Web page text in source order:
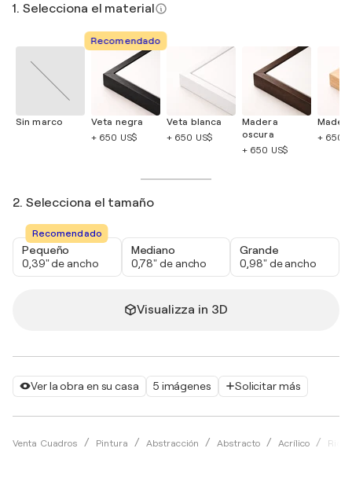
Ver la obra en su casa 5 imágenes Solicitar más
Venta Cuadros Pintura Abstracción Abstracto Acrílico
1. Selecciona el material
Sin marco
Recomendado
Veta negra
+ 650 US$
Veta blanca
+ 650 US$
Madera
oscura
+ 650 US$
+ 650
2. Selecciona el tamaño
Recomendado
Pequeño
0,39" de ancho
Mediano
0,78" de ancho
Grande
0,98" de ancho
Visualizza in 3D